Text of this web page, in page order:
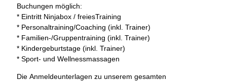
Buchungen möglich:
* Eintritt Ninjabox / freiesTraining
* Personaltraining/Coaching (inkl. Trainer)
* Familien-/Gruppentraining (inkl. Trainer)
* Kindergeburtstage (inkl. Trainer)
* Sport- und Wellnessmassagen
Die Anmeldeunterlagen zu unserem gesamten